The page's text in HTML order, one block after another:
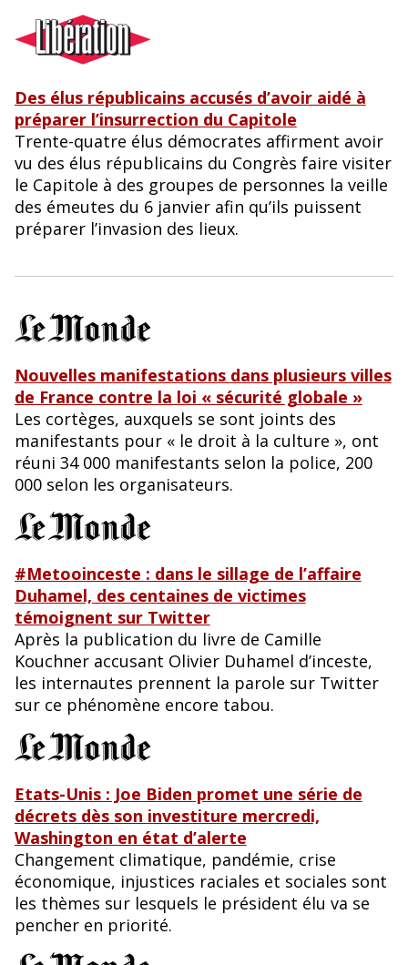
Des élus républicains accusés d’avoir aidé à
préparer l’insurrection du Capitole
Trente-quatre élus démocrates affirment avoir
vu des élus républicains du Congrès faire visiter
le Capitole à des groupes de personnes la veille
des émeutes du 6 janvier afin qu’ils puissent
préparer l’invasion des lieux.
Nouvelles manifestations dans plusieurs villes
de France contre la loi « sécurité globale »
Les cortèges, auxquels se sont joints des
manifestants pour « le droit à la culture », ont
réuni 34 000 manifestants selon la police, 200
000 selon les organisateurs.
#Metooinceste : dans le sillage de l’affaire
Duhamel, des centaines de victimes
témoignent sur Twitter
Après la publication du livre de Camille
Kouchner accusant Olivier Duhamel d’inceste,
les internautes prennent la parole sur Twitter
sur ce phénomène encore tabou.
Etats-Unis : Joe Biden promet une série de
décrets dès son investiture mercredi,
Washington en état d’alerte
Changement climatique, pandémie, crise
économique, injustices raciales et sociales sont
les thèmes sur lesquels le président élu va se
pencher en priorité.